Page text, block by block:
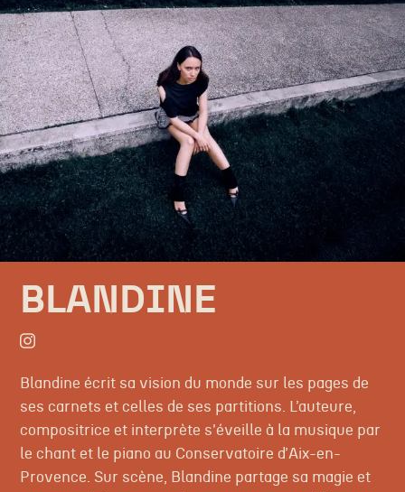
BLANDINE
Blandine écrit sa vision du monde sur les pages de
ses carnets et celles de ses partitions. L’auteure,
compositrice et interprète s'éveille à la musique par
le chant et le piano au Conservatoire d’Aix-en-
Provence. Sur scène, Blandine partage sa magie et